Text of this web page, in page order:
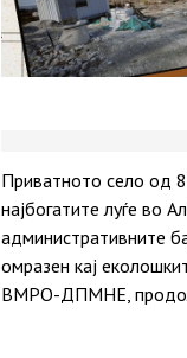
Приватното село од
најбогатите луѓе во
административните
омразен кај
ВМРО-ДПМНЕ,